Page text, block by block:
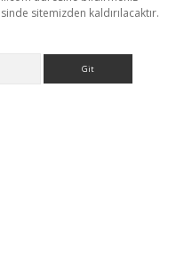
sitemizden kaldırılacaktır.